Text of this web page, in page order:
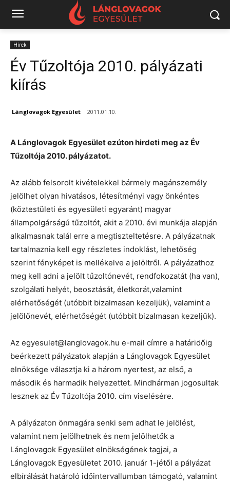
Hírek
Év Tűzoltója 2010. pályázati
kiírás
Lánglovagok Egyesület 2011.01.10.
A Lánglovagok Egyesület ezúton hirdeti meg az Év
Tűzoltója 2010. pályázatot.
Az alább felsorolt kivételekkel bármely magánszemély
jelölhet olyan hivatásos, létesítményi vagy önkéntes
(köztestületi és egyesületi egyaránt) magyar
állampolgárságú tűzoltót, akit a 2010. évi munkája alapján
alkalmasnak talál erre a megtiszteltetésre. A pályázatnak
tartalmaznia kell egy részletes indoklást, lehetőség
szerint fényképet is mellékelve a jelöltről. A pályázathoz
meg kell adni a jelölt tűzoltónevét, rendfokozatát (ha van),
szolgálati helyét, beosztását, életkorát,valamint
elérhetőségét (utóbbit bizalmasan kezeljük), valamint a
jelölőnevét, elérhetőségét (utóbbit bizalmasan kezeljük).
Az egyesulet@langlovagok.hu e-mail címre a határidőig
beérkezett pályázatok alapján a Lánglovagok Egyesület
elnöksége választja ki a három nyertest, az első, a
második és harmadik helyezettet. Mindhárman jogosultak
lesznek az Év Tűzoltója 2010. cím viselésére.
A pályázaton önmagára senki sem adhat le jelölést,
valamint nem jelölhetnek és nem jelölhetők a
Lánglovagok Egyesület elnökségének tagjai, a
Lánglovagok Egyesületet 2010. január 1-jétől a pályázat
elbírálását határoló időintervallumban támogató, valamint